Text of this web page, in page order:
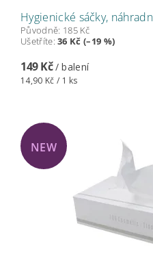
Hygienické sáčky,
Původně: 185 Kč
Ušetříte:36 Kč (–19 %)
149 Kč/ balení
14,90 Kč / 1 ks
NEW